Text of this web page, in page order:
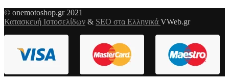
© onemotoshop.gr 2021
Κατασκευή Ιστοσελίδων & SEO στα Ελληνικά VWeb.gr